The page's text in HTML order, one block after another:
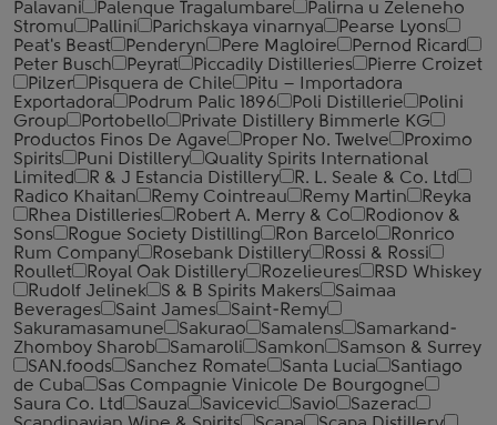
Palavani
Palenque Tragalumbare
Palirna u Zeleneho
Stromu
Pallini Parichskaya vinarnya
Pearse Lyons
Peat's Beast
Penderyn Pere Magloire
Pernod Ricard
Peter Busch
Peyrat Piccadily Distilleries
Pierre Croizet
Pilzer
Pisquera de Chile
Pitu – Importadora
Exportadora
Podrum Palic 1896 Poli Distillerie
Polini
Group
Portobello
Private Distillery Bimmerle KG
Productos Finos De Agave
Proper No. Twelve
Proximo
Spirits
Puni Distillery
Quality Spirits International
Limited
R & J Estancia Distillery
R. L. Seale & Co. Ltd
Radico Khaitan
Remy Cointreau Remy Martin
Reyka
Rhea Distilleries
Robert A. Merry & Co
Rodionov &
Sons
Rogue Society Distilling Ron Barcelo
Ronrico
Rum Company
Rosebank Distillery
Rossi & Rossi
Roullet
Royal Oak Distillery Rozelieures
RSD Whiskey
Rudolf Jelinek
S & B Spirits Makers
Saimaa
Beverages
Saint James
Saint-Remy
Sakuramasamune
Sakurao Samalens
Samarkand-
Zhomboy Sharob
Samaroli Samkon
Samson & Surrey
SAN.foods
Sanchez Romate Santa Lucia
Santiago
de Cuba
Sas Compagnie Vinicole De Bourgogne
Saura Co. Ltd
Sauza Savicevic Savio
Sazerac